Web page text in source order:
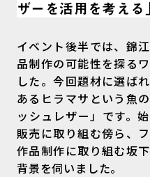
ザーを活用を考える
イベント後半では、錦
品制作の可能性を探る
した。今回題材に選ば
あるヒラマサという魚
ッシュレザー」です。
販売に取り組む傍ら、
作品制作に取り組む坂
背景を伺いました。